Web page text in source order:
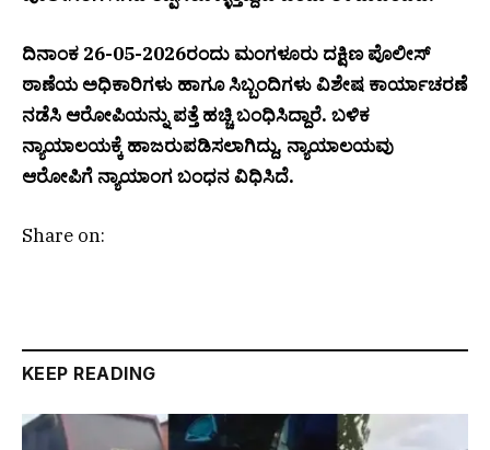
ದಿನಾಂಕ 26-05-2026ರಂದು ಮಂಗಳೂರು ದಕ್ಷಿಣ ಪೊಲೀಸ್
ಠಾಣೆಯ ಅಧಿಕಾರಿಗಳು ಹಾಗೂ ಸಿಬ್ಬಂದಿಗಳು ವಿಶೇಷ ಕಾರ್ಯಾಚರಣೆ
ನಡೆಸಿ ಆರೋಪಿಯನ್ನು ಪತ್ತೆ ಹಚ್ಚಿ ಬಂಧಿಸಿದ್ದಾರೆ. ಬಳಿಕ
ನ್ಯಾಯಾಲಯಕ್ಕೆ ಹಾಜರುಪಡಿಸಲಾಗಿದ್ದು, ನ್ಯಾಯಾಲಯವು
ಆರೋಪಿಗೆ ನ್ಯಾಯಾಂಗ ಬಂಧನ ವಿಧಿಸಿದೆ.
Share on:
KEEP READING